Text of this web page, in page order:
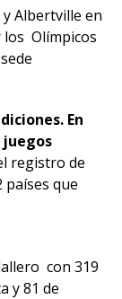
Albertville en
los Olímpicos
En
juegos
registro de
países que
con 319
y 81 de